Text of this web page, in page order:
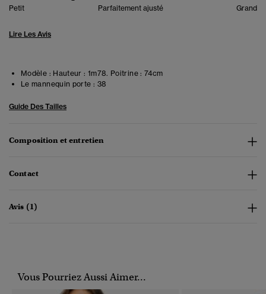
Petit Parfaitement ajusté Grand
Lire Les Avis
Modèle : Hauteur : 1m78. Poitrine : 74cm
Le mannequin porte : 38
Guide Des Tailles
Composition et entretien
Contact
Avis (1)
Vous Pourriez Aussi Aimer...